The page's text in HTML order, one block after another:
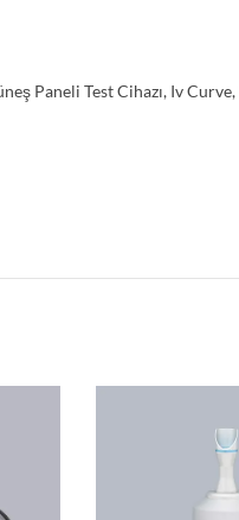
Paneli Test Cihazı, Iv Curve,